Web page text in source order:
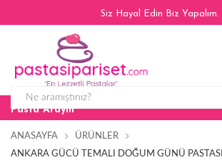
Siz Hayal Edin Biz Yapalım.
Pasta Arayın
ANASAYFA
ÜRÜNLER
ANKARA GÜCÜ TEMALI DOĞUM GÜNÜ PASTASI